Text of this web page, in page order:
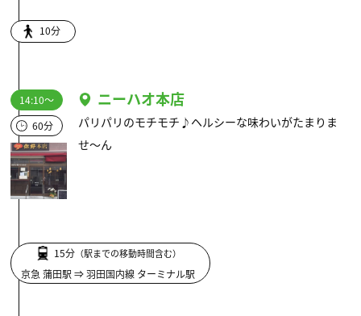
10分
14:10～
60分
ニーハオ本店
パリパリのモチモチ♪ヘルシーな味わいがたまりま
せ～ん
15分（駅までの移動時間含む）
京急 蒲田駅 ⇒ 羽田国内線 ターミナル駅